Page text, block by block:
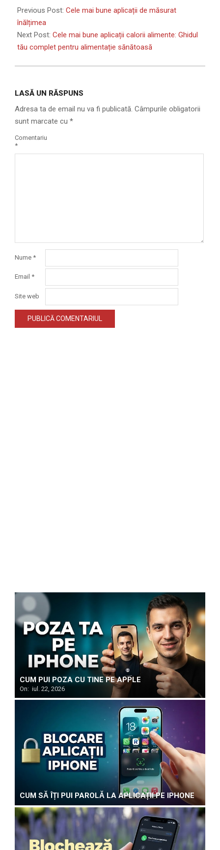
01-
27
Previous Post: Cele mai bune aplicații de măsurat
înălțimea
Next Post: Cele mai bune aplicații calorii alimente: Ghidul
tău complet pentru alimentație sănătoasă
LASĂ UN RĂSPUNS
Adresa ta de email nu va fi publicată. Câmpurile obligatorii
sunt marcate cu *
Comentariu
*
Nume *
Email *
Site web
CUM PUI POZA CU TINE PE APPLE
On: iul. 22, 2026
CUM SĂ ÎȚI PUI PAROLĂ LA APLICAȚII PE IPHONE